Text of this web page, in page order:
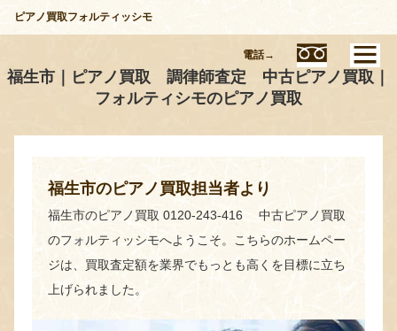
ピアノ買取フォルティッシモ
福生市｜ピアノ買取 調律師査定 中古ピアノ買取｜
フォルティシモのピアノ買取
福生市のピアノ買取担当者より
福生市のピアノ買取 0120-243-416 中古ピアノ買取
のフォルティッシモへようこそ。こちらのホームペー
ジは、買取査定額を業界でもっとも高くを目標に立ち
上げられました。
電話→